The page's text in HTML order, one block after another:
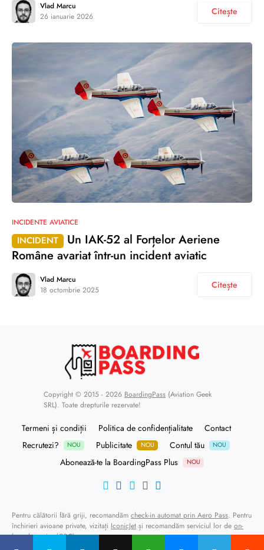
Vlad Marcu
26 ianuarie 2026
Citește
INCIDENTE AVIATICE
INCIDENT
Un IAK-52 al Forțelor Aeriene
Române avariat într-un incident aviatic
Vlad Marcu
18 octombrie 2025
Citește
Copyright © 2015 - 2026 BoardingPass (Aviation Geek
SRL). Toate drepturile rezervate!
Termeni și condiții Politica de confidențialitate
Contact
Recrutezi?
NOU Publicitate NOU Contul tău NOU
Abonează-te la BoardingPass Plus NOU
Pentru călătorii fără griji, recomandăm check-in automat prin Aero Pass. Pentru
închirieri avioane private, vizitați IconicJet și recomandăm serviciul lor de on-
board courier (OBC).
Alpha Handling
oferă servicii de ground handling și FBO la Bucharest Băneasa